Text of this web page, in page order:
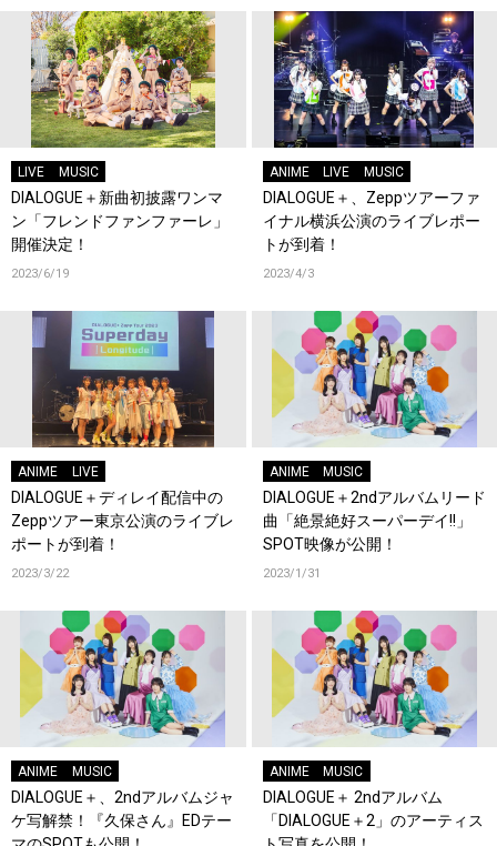
LIVE MUSIC
DIALOGUE＋新曲初披露ワンマ
ン「フレンドファンファーレ」
開催決定！
2023/6/19
ANIME LIVE MUSIC
DIALOGUE＋、Zeppツアーファ
イナル横浜公演のライブレポー
トが到着！
2023/4/3
ANIME LIVE
DIALOGUE＋ディレイ配信中の
Zeppツアー東京公演のライブレ
ポートが到着！
2023/3/22
ANIME MUSIC
DIALOGUE＋2ndアルバムリード
曲「絶景絶好スーパーデイ!!」
SPOT映像が公開！
2023/1/31
ANIME MUSIC
DIALOGUE＋、2ndアルバムジャ
ケ写解禁！『久保さん』EDテー
ANIME MUSIC
DIALOGUE＋ 2ndアルバム
「DIALOGUE＋2」のアーティス